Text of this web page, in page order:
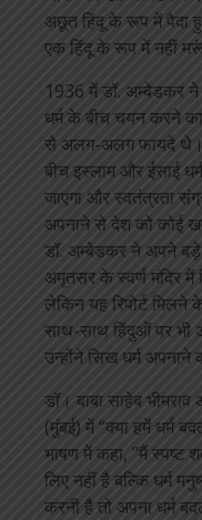
अछूत हिंदू के रूप में पैदा
एक हिंदू के रूप में नहीं
1936 में डॉ. अम्बेडकर ने
धर्म के बीच चयन करने
से अलग-अलग फायदे थे।
बीच इस्लाम और ईसाई
जाएगा और स्वतंत्रता
अपनाने से देश को कोई
डॉ. अम्बेडकर ने अपने
अमृतसर के स्वर्ण मंदिर
लेकिन यह रिपोर्ट
साथ-साथ हिंदुओं पर
उन्होंने सिख धर्म अपनाने
डॉ। बाबा साहेब
(मुंबई) में “क्या हमें धर्म
भाषण में कहा, ”मैं स्पष्ट
लिए नहीं है बल्कि धर्म
करनी है तो अपना धर्म